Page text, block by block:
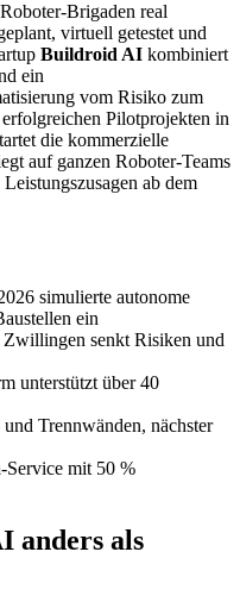
Brigaden real
virtuell getestet und
Buildroid AI kombiniert
ein
vom Risiko zum
Pilotprojekten in
die kommerzielle
auf ganzen Roboter-Teams
ab dem
simulierte autonome
ein
senkt Risiken und
unterstützt über 40
Trennwänden, nächster
Service mit 50 %
anders als